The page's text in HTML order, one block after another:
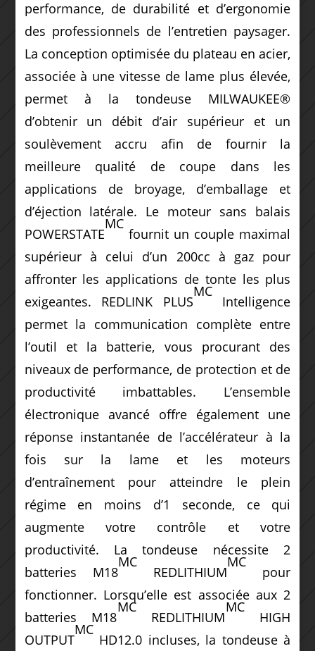
performance, de durabilité et d’ergonomie
des professionnels de l’entretien paysager.
La conception optimisée du plateau en acier,
associée à une vitesse de lame plus élevée,
permet à la tondeuse MILWAUKEE®
d’obtenir un débit d’air supérieur et un
soulèvement accru afin de fournir la
meilleure qualité de coupe dans les
applications de broyage, d’emballage et
d’éjection latérale. Le moteur sans balais
POWERSTATE
MC
fournit un couple maximal
supérieur à celui d’un 200cc à gaz pour
affronter les applications de tonte les plus
exigeantes. REDLINK PLUS
MC
Intelligence
permet la communication complète entre
l’outil et la batterie, vous procurant des
niveaux de performance, de protection et de
productivité imbattables. L’ensemble
électronique avancé offre également une
réponse instantanée de l’accélérateur à la
fois sur la lame et les moteurs
d’entraînement pour atteindre le plein
régime en moins d’1 seconde, ce qui
augmente votre contrôle et votre
productivité. La tondeuse nécessite 2
batteries M18
MC
REDLITHIUM
MC
pour
fonctionner. Lorsqu’elle est associée aux 2
batteries M18
MC
REDLITHIUM
MC
HIGH
OUTPUT
MC
HD12.0 incluses, la tondeuse à